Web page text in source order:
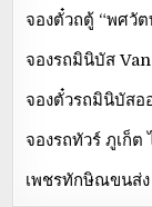
จองตั๋วถตู้ “พศวั
จองรถมินิบัส
จองตั๋วรถมินิบัส
จองรถทัวร์ ภูเก็ต
เพชรทักษิณขนส่ง